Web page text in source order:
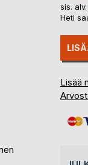
sis.
Heti
Lisää